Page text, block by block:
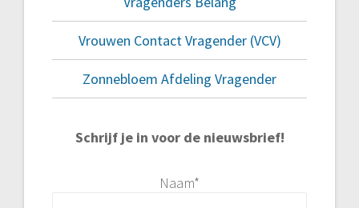
Vrouwen Contact Vragender (VCV)
Zonnebloem Afdeling Vragender
Schrijf je in voor de nieuwsbrief!
Naam*